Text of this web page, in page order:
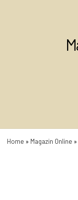
Home » Magazin Online »